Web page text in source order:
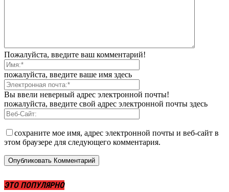
Пожалуйста, введите ваш комментарий!
пожалуйста, введите ваше имя здесь
Вы ввели неверный адрес электронной почты!
пожалуйста, введите свой адрес электронной почты здесь
сохраните мое имя, адрес электронной почты и веб-сайт в
этом браузере для следующего комментария.
ЭТО ПОПУЛЯРНО